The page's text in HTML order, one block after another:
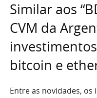
Similar aos
CVM da
bitcoin e
Entre as novidades,